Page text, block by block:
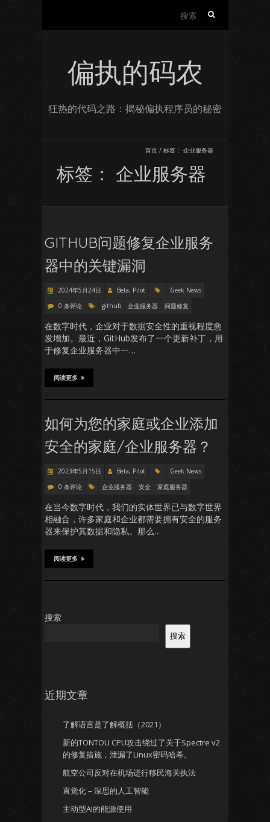
偏执的码农
狂热的代码之路：揭秘偏执程序员的秘密
首页 / 标签： 企业服务器
标签： 企业服务器
GITHUB问题修复企业服务
器中的关键漏洞
2024年5月24日 Beta, Pilot
Geek News
0 条评论
github 企业服务器 问题修复
在数字时代，企业对于数据安全性的重视程度愈
发增加。最近，GitHub发布了一个更新补丁，用
于修复企业服务器中一…
阅读更多
如何为您的家庭或企业添加
安全的家庭/企业服务器？
2023年5月15日 Beta, Pilot
Geek News
0 条评论
企业服务器 安全 家庭服务器
在当今数字时代，我们的实体世界已与数字世界
相融合，许多家庭和企业都需要拥有安全的服务
器来保护其数据和隐私。那么…
阅读更多
搜索
搜索
近期文章
了解语言是了解概括（2021）
新的TONTOU CPU攻击绕过了关于Spectre v2
的修复措施，泄漏了Linux密码哈希。
航空公司反对在机场进行移民海关执法
直觉化 – 深思的人工智能
主动型AI的能源使用